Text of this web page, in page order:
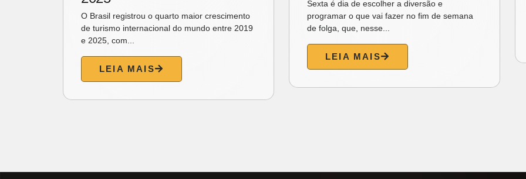
Sexta é dia de escolher a diversão e
programar o que vai fazer no fim de semana
de folga, que, nesse...
LEIA MAIS
sensibilidade do poema...
LEIA MAIS